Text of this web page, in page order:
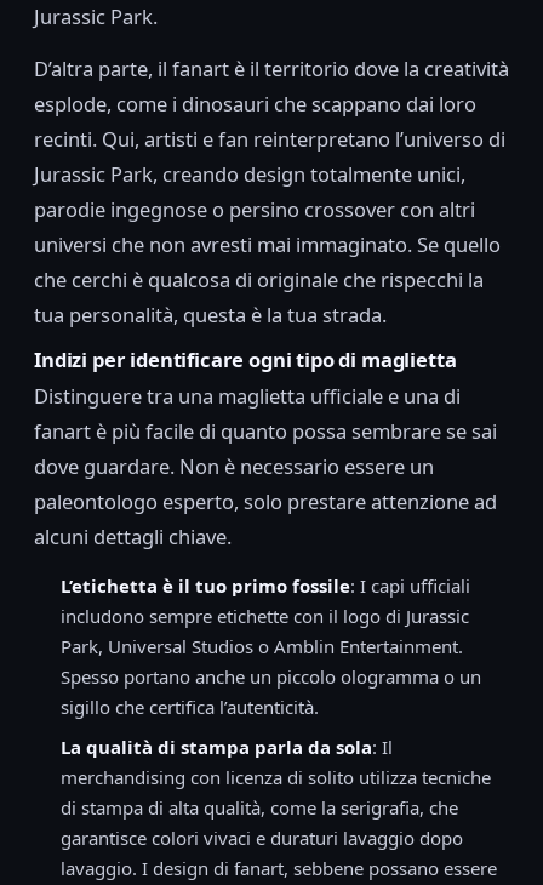
Jurassic Park.
D’altra parte, il fanart è il territorio dove la creatività
esplode, come i dinosauri che scappano dai loro
recinti. Qui, artisti e fan reinterpretano l’universo di
Jurassic Park, creando design totalmente unici,
parodie ingegnose o persino crossover con altri
universi che non avresti mai immaginato. Se quello
che cerchi è qualcosa di originale che rispecchi la
tua personalità, questa è la tua strada.
Indizi per identificare ogni tipo di maglietta
Distinguere tra una maglietta ufficiale e una di
fanart è più facile di quanto possa sembrare se sai
dove guardare. Non è necessario essere un
paleontologo esperto, solo prestare attenzione ad
alcuni dettagli chiave.
L’etichetta è il tuo primo fossile: I capi ufficiali
includono sempre etichette con il logo di Jurassic
Park, Universal Studios o Amblin Entertainment.
Spesso portano anche un piccolo ologramma o un
sigillo che certifica l’autenticità.
La qualità di stampa parla da sola: Il
merchandising con licenza di solito utilizza tecniche
di stampa di alta qualità, come la serigrafia, che
garantisce colori vivaci e duraturi lavaggio dopo
lavaggio. I design di fanart, sebbene possano essere